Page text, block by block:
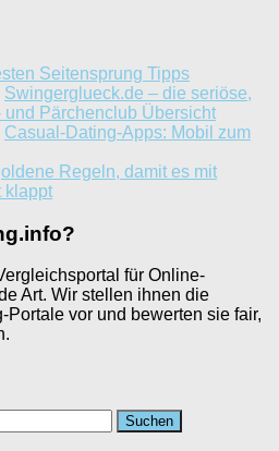
Seitensprung Tipps
Swingerglueck.de – die seriöse,
und Pärchenclub Übersicht
Casual-Dating-Apps: Mobil zum
Regeln, damit es mit
klappt
für Online-
Art. Wir stellen ihnen die
vor und bewerten sie fair,